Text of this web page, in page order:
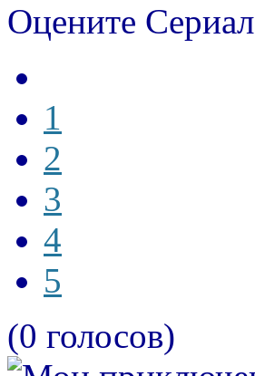
Оцените Сериал
1
2
3
4
5
(0 голосов)